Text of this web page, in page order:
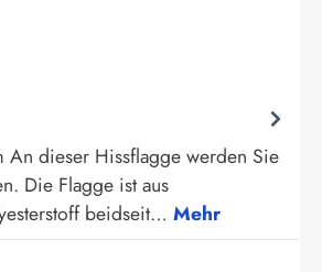
An dieser Hissflagge werden Sie
Die Flagge ist aus
beidseit… Mehr